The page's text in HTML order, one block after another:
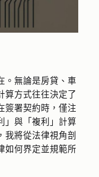
。無論是房貸、車
算方式往往決定了
簽署契約時，僅注
」與「複利」計算
我將從法律視角剖
如何界定並規範所